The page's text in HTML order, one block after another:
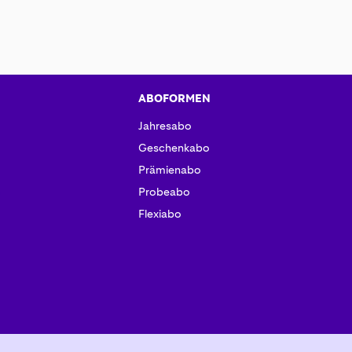
ABOFORMEN
Jahresabo
Geschenkabo
Prämienabo
Probeabo
Flexiabo